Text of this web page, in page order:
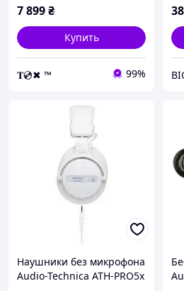
7 899₴
Купить
𝐓💿✖ ™ 99%
Наушники без микрофона
Audio-Technica ATH-PRO5x